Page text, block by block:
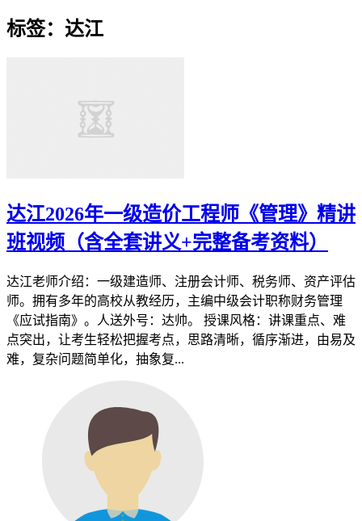
标签：达江
达江2026年一级造价工程师《管理》精讲
班视频（含全套讲义+完整备考资料）
达江老师介绍：一级建造师、注册会计师、税务师、资产评估
师。拥有多年的高校从教经历，主编中级会计职称财务管理
《应试指南》。人送外号：达帅。 授课风格：讲课重点、难
点突出，让考生轻松把握考点，思路清晰，循序渐进，由易及
难，复杂问题简单化，抽象复...